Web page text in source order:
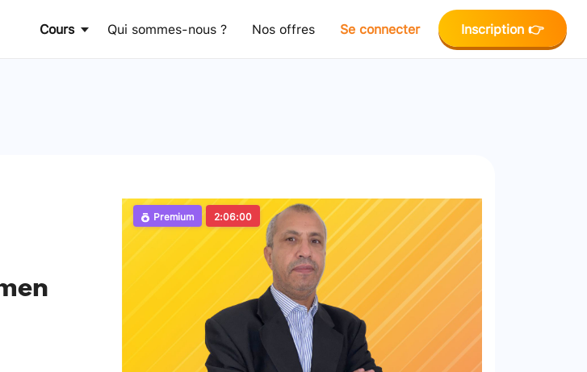
Cours Qui sommes-nous ? Nos offres Se connecter Inscription 👉
Premium 2:06:00